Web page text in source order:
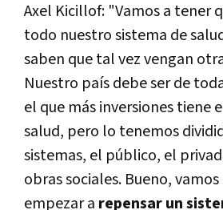
Axel Kicillof: "Vamos a tener
todo nuestro sistema de
saben que tal vez vengan
Nuestro país debe ser de
el que más inversiones tiene
salud, pero lo tenemos
sistemas, el público, el
obras sociales. Bueno,
empezar a repensar un